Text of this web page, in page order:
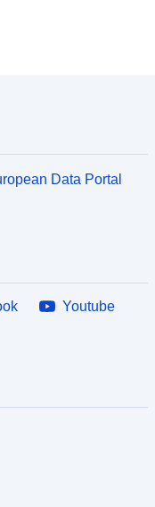
Data Portal
Youtube